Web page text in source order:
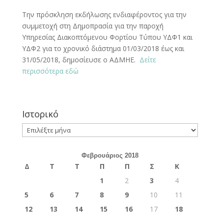
Την πρόσκληση εκδήλωσης ενδιαφέροντος για την
συμμετοχή στη Δημοπρασία για την παροχή
Υπηρεσίας Διακοπτόμενου Φορτίου Τύπου ΥΔΦ1 και
ΥΔΦ2 για το χρονικό διάστημα 01/03/2018 έως και
31/05/2018, δημοσίευσε ο ΑΔΜΗΕ. Δείτε
περισσότερα εδώ
Ιστορικό
Ιστορικό
Φεβρουάριος 2018
Δ Τ Τ Π Π Σ
Κ
1
2 3
4
5
6 7 8 9 10
11
12
13 14 15 16 17
18